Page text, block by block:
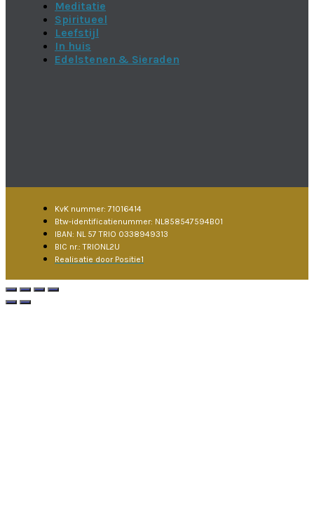
Meditatie
Spiritueel
Leefstijl
In huis
Edelstenen & Sieraden
KvK nummer: 71016414
Btw-identificatienummer: NL858547594B01
IBAN: NL 57 TRIO 0338949313
BIC nr.: TRIONL2U
Realisatie door Positie1